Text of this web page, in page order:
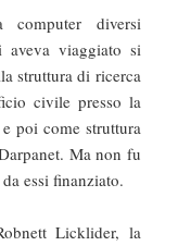
computer diversi
aveva viaggiato si
struttura di ricerca
civile presso la
poi come struttura
Ma non fu
essi finanziato.
Licklider, la